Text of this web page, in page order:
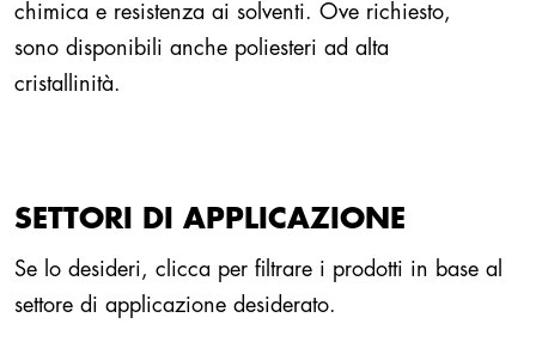
chimica e resistenza ai solventi. Ove richiesto,
sono disponibili anche poliesteri ad alta
cristallinità.
SETTORI DI APPLICAZIONE
Se lo desideri, clicca per filtrare i prodotti in base al
settore di applicazione desiderato.